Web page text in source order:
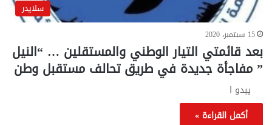
سلايدر
15 سبتمبر، 2020
بعد قائمتي التيار الوطني والمستقلين … “النيل
” مفاجأة جديدة في طريق تحالف مستقبل وطن
يبدو ا
أكمل القراءة »